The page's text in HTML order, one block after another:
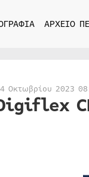
ΑΡΧΕΙΟ
Οκτωβρίου 2023